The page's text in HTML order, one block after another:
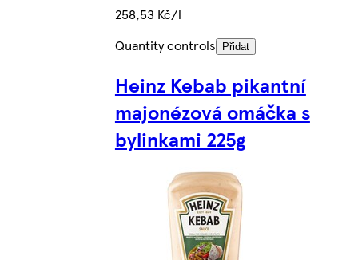
258,53 Kč/l
Quantity controls
Přidat
Heinz Kebab pikantní
majonézová omáčka s
bylinkami 225g